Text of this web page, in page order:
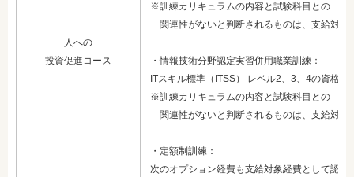
人への
投資促進コース
※訓練カリキュラムの内容と試験科目との
関連性がないと判断されるものは、 支給対象
・情報技術分野認定実習併用職業訓練：
ITスキル標準（ITSS） レベル2、3、4の資格試
※訓練カリキュラムの内容と試験科目との
関連性がないと判断されるものは、 支給対象
・定額制訓練：
次のオプション経費も支給対象経費として認め